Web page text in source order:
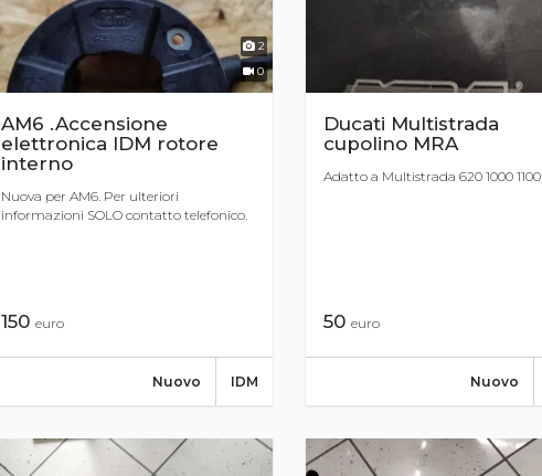
2
0
AM6 .Accensione
elettronica IDM rotore
interno
Nuova per AM6. Per ulteriori
informazioni SOLO contatto telefonico.
150 euro
IDM
Nuovo
Ducati Multistrada
cupolino MRA
Adatto a Multistrada 620 1000 1100
50 euro
Nuovo